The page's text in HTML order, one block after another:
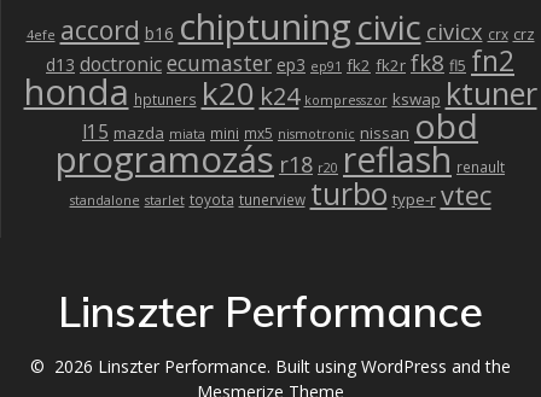
4efe accord b16 chiptuningcivic civicx crx crz
d13 doctronicecumaster ep3 ep91 fk2 fk2r fk8 fl5 fn2
honda hptuners k20 k24 kompresszor kswap ktuner
l15 mazda miata mini mx5 nismotronic nissan obd
programozás r18 r20 reflash renault
standalone starlet toyota tunerview turbo type-r vtec
Linszter Performance
© 2026 Linszter Performance. Built using WordPress and the
Mesmerize Theme